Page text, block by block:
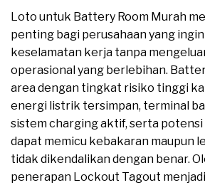
Loto untuk Battery Room Murah
penting bagi perusahaan yang
keselamatan kerja tanpa
operasional yang berlebihan.
area dengan tingkat risiko tinggi
energi listrik tersimpan, terminal
sistem charging aktif, serta potensi
dapat memicu kebakaran maupun
tidak dikendalikan dengan benar.
penerapan Lockout Tagout